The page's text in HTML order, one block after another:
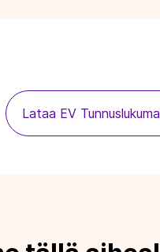
Lataa EV